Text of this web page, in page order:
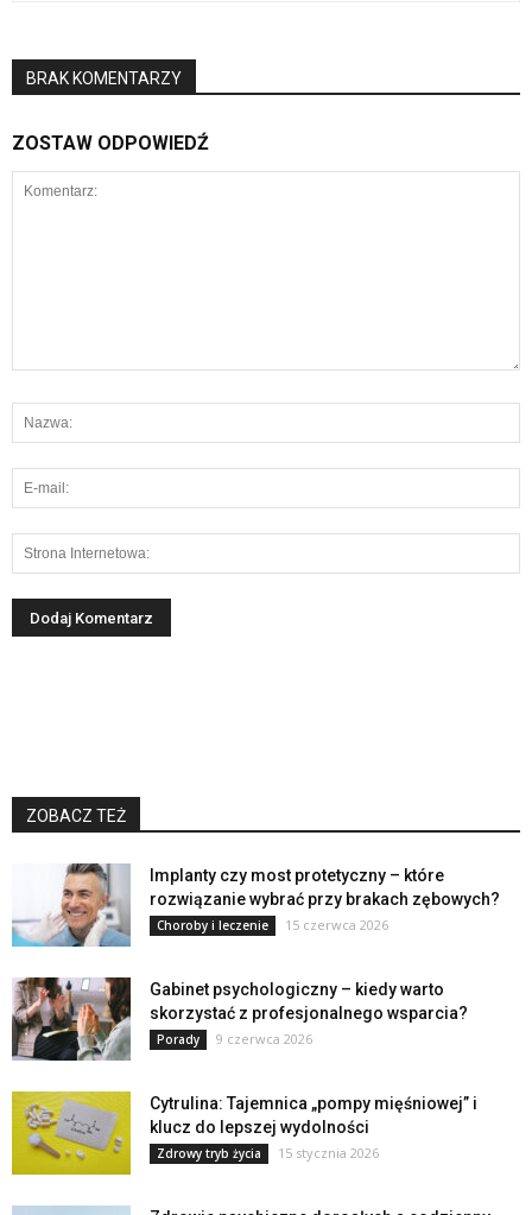
BRAK KOMENTARZY
ZOSTAW ODPOWIEDŹ
ZOBACZ TEŻ
Implanty czy most protetyczny – które
rozwiązanie wybrać przy brakach zębowych?
Choroby i leczenie 15 czerwca 2026
Gabinet psychologiczny – kiedy warto
skorzystać z profesjonalnego wsparcia?
Porady 9 czerwca 2026
Cytrulina: Tajemnica „pompy mięśniowej” i
klucz do lepszej wydolności
Zdrowy tryb życia 15 stycznia 2026